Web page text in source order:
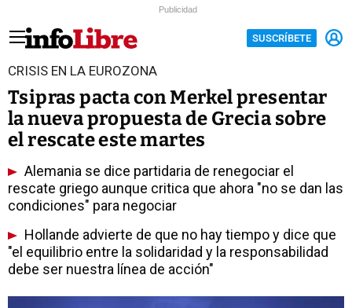
Publicidad
SUSCRÍBETE
CRISIS EN LA EUROZONA
Tsipras pacta con Merkel presentar
la nueva propuesta de Grecia sobre
el rescate este martes
Alemania se dice partidaria de renegociar el
rescate griego aunque critica que ahora "no se dan las
condiciones" para negociar
Hollande advierte de que no hay tiempo y dice que
"el equilibrio entre la solidaridad y la responsabilidad
debe ser nuestra línea de acción"